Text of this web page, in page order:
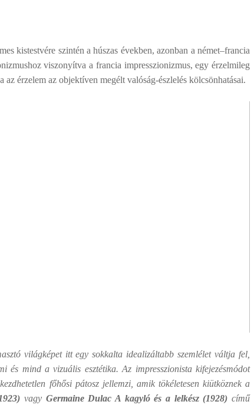
kistestvére szintén a húszas években, azonban a német–francia
viszonyítva a francia impresszionizmus, egy érzelmileg
érzelem az objektíven megélt valóság-észlelés kölcsönhatásai.
világképet itt egy sokkalta idealizáltabb szemlélet váltja fel,
és mind a vizuális esztétika. Az impresszionista kifejezésmódot
főhősi pátosz jellemzi, amik tökéletesen kiütköznek a
vagy Germaine DulacA kagyló és a lelkész (1928)című